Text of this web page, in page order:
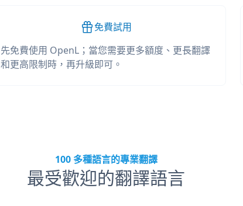
免費試用
先免費使用 OpenL；當您需要更多額度、更長翻譯
和更高限制時，再升級即可。
100 多種語言的專業翻譯
最受歡迎的翻譯語言